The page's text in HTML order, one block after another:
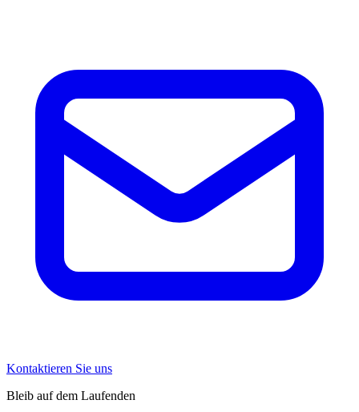
Kontaktieren Sie uns
Bleib auf dem Laufenden